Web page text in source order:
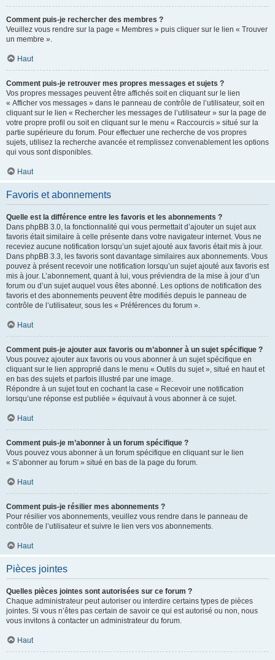
Comment puis-je rechercher des membres ?
Veuillez vous rendre sur la page « Membres » puis cliquer sur le lien « Trouver
un membre ».
Haut
Comment puis-je retrouver mes propres messages et sujets ?
Vos propres messages peuvent être affichés soit en cliquant sur le lien
« Afficher vos messages » dans le panneau de contrôle de l’utilisateur, soit en
cliquant sur le lien « Rechercher les messages de l’utilisateur » sur la page de
votre propre profil ou soit en cliquant sur le menu « Raccourcis » situé sur la
partie supérieure du forum. Pour effectuer une recherche de vos propres
sujets, utilisez la recherche avancée et remplissez convenablement les options
qui vous sont disponibles.
Haut
Favoris et abonnements
Quelle est la différence entre les favoris et les abonnements ?
Dans phpBB 3.0, la fonctionnalité qui vous permettait d’ajouter un sujet aux
favoris était similaire à celle présente dans votre navigateur internet. Vous ne
receviez aucune notification lorsqu’un sujet ajouté aux favoris était mis à jour.
Dans phpBB 3.3, les favoris sont davantage similaires aux abonnements. Vous
pouvez à présent recevoir une notification lorsqu’un sujet ajouté aux favoris est
mis à jour. L’abonnement, quant à lui, vous préviendra de la mise à jour d’un
forum ou d’un sujet auquel vous êtes abonné. Les options de notification des
favoris et des abonnements peuvent être modifiés depuis le panneau de
contrôle de l’utilisateur, sous les « Préférences du forum ».
Haut
Comment puis-je ajouter aux favoris ou m’abonner à un sujet spécifique ?
Vous pouvez ajouter aux favoris ou vous abonner à un sujet spécifique en
cliquant sur le lien approprié dans le menu « Outils du sujet », situé en haut et
en bas des sujets et parfois illustré par une image.
Répondre à un sujet tout en cochant la case « Recevoir une notification
lorsqu’une réponse est publiée » équivaut à vous abonner à ce sujet.
Haut
Comment puis-je m’abonner à un forum spécifique ?
Vous pouvez vous abonner à un forum spécifique en cliquant sur le lien
« S’abonner au forum » situé en bas de la page du forum.
Haut
Comment puis-je résilier mes abonnements ?
Pour résilier vos abonnements, veuillez vous rendre dans le panneau de
contrôle de l’utilisateur et suivre le lien vers vos abonnements.
Haut
Pièces jointes
Quelles pièces jointes sont autorisées sur ce forum ?
Chaque administrateur peut autoriser ou interdire certains types de pièces
jointes. Si vous n’êtes pas certain de savoir ce qui est autorisé ou non, nous
vous invitons à contacter un administrateur du forum.
Haut